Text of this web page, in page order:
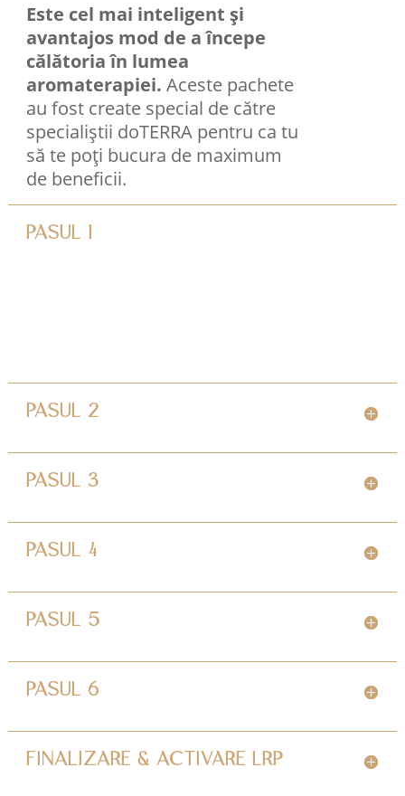
Este cel mai inteligent și
avantajos mod de a începe
călătoria în lumea
aromaterapiei. Aceste pachete
au fost create special de către
specialiștii doTERRA pentru ca tu
să te poți bucura de maximum
de beneficii.
PASUL 1
PASUL 2
PASUL 3
PASUL 4
PASUL 5
PASUL 6
FINALIZARE & ACTIVARE LRP